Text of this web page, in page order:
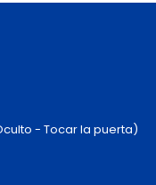
- Tocar la puerta)